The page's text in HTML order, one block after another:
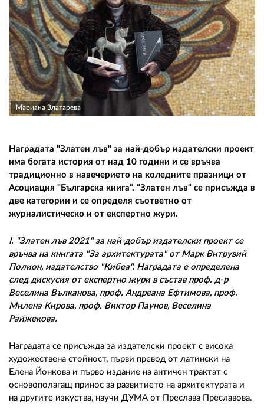
Мариана Златарева
Наградата "Златен лъв" за най-добър издателски проект
има богата история от над 10 години и се връчва
традиционно в навечерието на коледните празници от
Асоциация "Българска книга". "Златен лъв" се присъжда в
две категории и се определя съответно от
журналистическо и от експертно жури.
I. "Златен лъв 2021" за най-добър издателски проект се
връчва на книгата "За архитектурата" от Марк Витрувий
Полион, издателство "Кибеа". Наградата е определена
след дискусия от експертно жури в състав проф. д-р
Веселина Вълканова, проф. Андреана Ефтимова, проф.
Милена Кирова, проф. Виктор Паунов, Веселина
Райжекова.
Наградата се присъжда за издателски проект с висока
художествена стойност, първи превод от латински на
Елена Йонкова и първо издание на античен трактат с
основополагащ принос за развитието на архитектурата и
на другите изкуства, научи ДУМА от Преслава Преславова.
РЕКЛАМА
АБОНАМЕНТ
УСЛОВИЯ ЗА ПОЛЗВАНЕ
ПОЛИТИКА ЗА БИСКВИТКИТЕ
ПОЛИТИКАТА ЗА
ПОВЕРИТЕЛНОСТ
02 975 20 35